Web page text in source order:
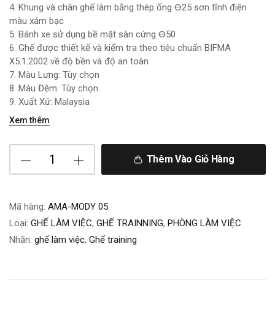
4. Khung và chân ghế làm bằng thép ống Ꝋ25 sơn tĩnh điện
màu xám bạc
5. Bánh xe sử dụng bề mặt sàn cứng Ꝋ50
6. Ghế được thiết kế và kiểm tra theo tiêu chuẩn BIFMA
X5.1:2002 về độ bền và độ an toàn
7. Màu Lưng: Tùy chọn
8. Màu Đệm: Tùy chọn
9. Xuất Xứ: Malaysia
Xem thêm
Thêm Vào Giỏ Hàng
Mã hàng: AMA-MODY 05
Loại: GHẾ LÀM VIỆC, GHẾ TRAINNING, PHÒNG LÀM VIỆC
Nhãn: ghế làm việc, Ghế training